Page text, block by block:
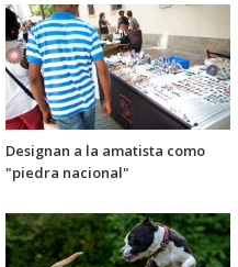
Designan a la amatista como
"piedra nacional"